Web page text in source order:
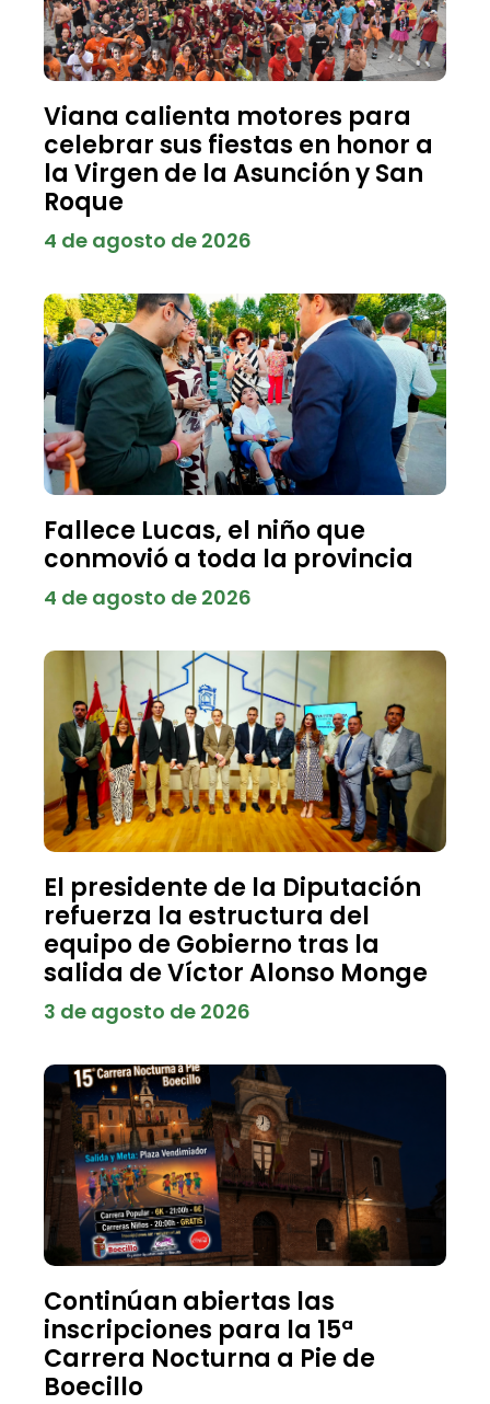
Viana calienta motores para
celebrar sus fiestas en honor a
la Virgen de la Asunción y San
Roque
4 de agosto de 2026
Fallece Lucas, el niño que
conmovió a toda la provincia
4 de agosto de 2026
El presidente de la Diputación
refuerza la estructura del
equipo de Gobierno tras la
salida de Víctor Alonso Monge
3 de agosto de 2026
Continúan abiertas las
inscripciones para la 15ª
Carrera Nocturna a Pie de
Boecillo